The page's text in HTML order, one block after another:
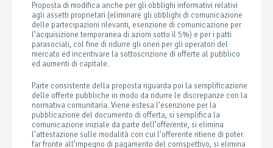
Proposta di modifica anche per gli obblighi informativi relativi
agli assetti proprietari (eliminare gli obblighi di comunicazione
delle partecipazioni rilevanti, esenzione di comunicazione per
l’acquisizione temporanea di azioni sotto il 5%) e per i patti
parasociali, col fine di ridurre gli oneri per gli operatori del
mercato ed incentivare la sottoscrizione di offerte al pubblico
ed aumenti di capitale.
Parte consistente della proposta riguarda poi la semplificazione
delle offerte pubbliche in modo da ridurre le discrepanze con la
normativa comunitaria. Viene estesa l’esenzione per la
pubblicazione del documento di offerta, si semplifica la
comunicazione iniziale da parte dell’offerente, si elimina
l’attestazione sulle modalità con cui l’offerente ritiene di poter
far fronte all’impegno di pagamento del corrispettivo, si elimina